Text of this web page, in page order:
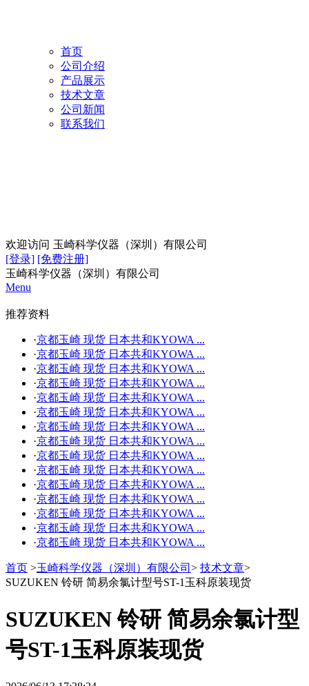
首页
公司介绍
产品展示
技术文章
公司新闻
联系我们
欢迎访问 玉崎科学仪器（深圳）有限公司
[登录] [免费注册]
玉崎科学仪器（深圳）有限公司
Menu
推荐资料
·京都玉崎 现货 日本共和KYOWA ...
·京都玉崎 现货 日本共和KYOWA ...
·京都玉崎 现货 日本共和KYOWA ...
·京都玉崎 现货 日本共和KYOWA ...
·京都玉崎 现货 日本共和KYOWA ...
·京都玉崎 现货 日本共和KYOWA ...
·京都玉崎 现货 日本共和KYOWA ...
·京都玉崎 现货 日本共和KYOWA ...
·京都玉崎 现货 日本共和KYOWA ...
·京都玉崎 现货 日本共和KYOWA ...
·京都玉崎 现货 日本共和KYOWA ...
·京都玉崎 现货 日本共和KYOWA ...
·京都玉崎 现货 日本共和KYOWA ...
·京都玉崎 现货 日本共和KYOWA ...
·京都玉崎 现货 日本共和KYOWA ...
首页 >玉崎科学仪器（深圳）有限公司 > 技术文章>
SUZUKEN 铃研 简易余氯计型号ST-1玉科原装现货
SUZUKEN 铃研 简易余氯计型
号ST-1玉科原装现货